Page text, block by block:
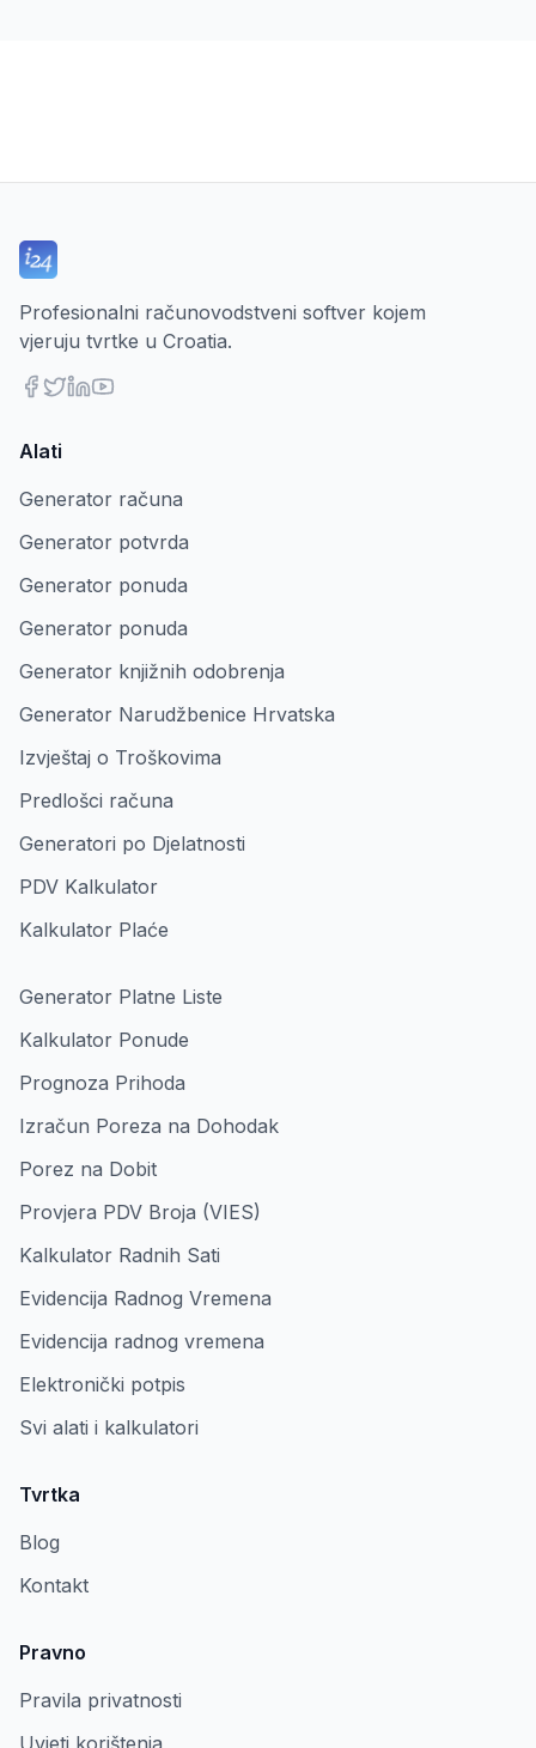
Profesionalni računovodstveni softver kojem
vjeruju tvrtke u Croatia.
Alati
Generator računa
Generator potvrda
Generator ponuda
Generator ponuda
Generator knjižnih odobrenja
Generator Narudžbenice Hrvatska
Izvještaj o Troškovima
Predlošci računa
Generatori po Djelatnosti
PDV Kalkulator
Kalkulator Plaće
Generator Platne Liste
Kalkulator Ponude
Prognoza Prihoda
Izračun Poreza na Dohodak
Porez na Dobit
Provjera PDV Broja (VIES)
Kalkulator Radnih Sati
Evidencija Radnog Vremena
Evidencija radnog vremena
Elektronički potpis
Svi alati i kalkulatori
Tvrtka
Blog
Kontakt
Pravno
Pravila privatnosti
Uvjeti korištenja